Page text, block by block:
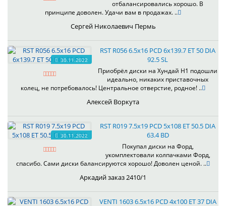
отбалансировались хорошо. В
принципе доволен. Удачи вам в продажах. ..
Сергей Николаевич Пермь
30.11.2022
RST R056 6.5x16 PCD 6x139.7 ET 50 DIA
92.5 SL
Приобрёл диски на Хундай H1 подошли
идеально, никаких приставочных
колец, не потребовалось! Центральное отверстие, родное! ..
Алексей Воркута
30.11.2022
RST R019 7.5x19 PCD 5x108 ET 50.5 DIA
63.4 BD
Покупал диски на Форд,
укомплектовали колпачками Форд,
спасибо. Сами диски балансируются хорошо! Доволен ценой. ..
Аркадий заказ 2410/1
VENTI 1603 6.5x16 PCD 4x100 ET 37 DIA